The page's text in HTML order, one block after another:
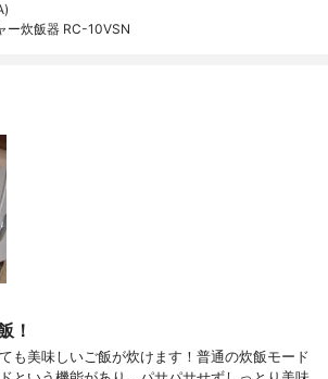
ー炊飯器 RC-10VSN
！
も美味しいご飯が炊けます！普通の炊飯モード